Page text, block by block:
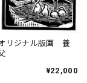
リジナル版画 養
¥22,000